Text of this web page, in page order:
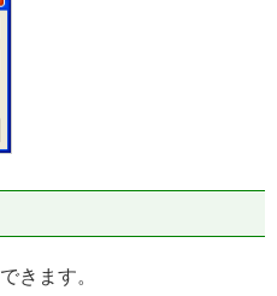
きます。